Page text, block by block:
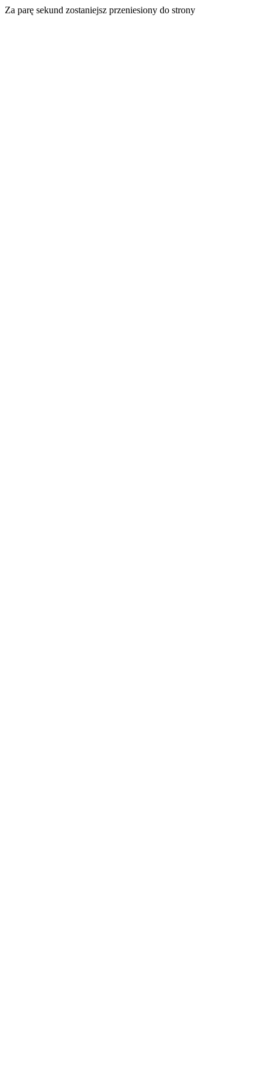
Za parę sekund zostaniejsz przeniesiony do strony